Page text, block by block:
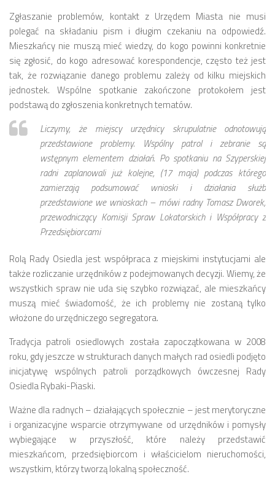
numer 1(6)/2017
numer 3(5)/2016
numer 2(4)/2016
numer 1(3)/2016
numer 2/2015
numer 1/2015
Dokumenty
Statut osiedla
Archiwum sesji (protokoły)
Uchwały Rady Osiedla
Uchwały Zarządu Osiedla
Budżet
Budżet 2013
Budżet 2014
Budżet 2015
Budżet 2016
Projekty
Inicjatywy osiedlowe
Kodeks Dobrych Praktyk
Patrol Rowerowy 2015
Plany zagospodarowania
Problemy Szyperska – Piaskowa – Garbary
Zgłaszanie problemów, kontakt z Urzędem Miasta nie musi
polegać na składaniu pism i długim czekaniu na odpowiedź.
Mieszkańcy nie muszą mieć wiedzy, do kogo powinni konkretnie
się zgłosić, do kogo adresować korespondencje, często też jest
tak, że rozwiązanie danego problemu zależy od kilku miejskich
jednostek. Wspólne spotkanie zakończone protokołem jest
podstawą do zgłoszenia konkretnych tematów.
Liczymy, że miejscy urzędnicy skrupulatnie odnotowują
przedstawione problemy. Wspólny patrol i zebranie są
wstępnym elementem działań. Po spotkaniu na Szyperskiej
radni zaplanowali już kolejne, (17 maja) podczas którego
zamierzają podsumować wnioski i działania służb
przedstawione we wnioskach – mówi radny Tomasz Dworek,
przewodniczący Komisji Spraw Lokatorskich i Współpracy z
Przedsiębiorcami
Rolą Rady Osiedla jest współpraca z miejskimi instytucjami ale
także rozliczanie urzędników z podejmowanych decyzji. Wiemy, że
wszystkich spraw nie uda się szybko rozwiązać, ale mieszkańcy
muszą mieć świadomość, że ich problemy nie zostaną tylko
włożone do urzędniczego segregatora.
Tradycja patroli osiedlowych została zapoczątkowana w 2008
roku, gdy jeszcze w strukturach danych małych rad osiedli podjęto
inicjatywę wspólnych patroli porządkowych ówczesnej Rady
Osiedla Rybaki-Piaski.
Ważne dla radnych – działających społecznie – jest merytoryczne
i organizacyjne wsparcie otrzymywane od urzędników i pomysły
wybiegające w przyszłość, które należy przedstawić
mieszkańcom, przedsiębiorcom i właścicielom nieruchomości,
wszystkim, którzy tworzą lokalną społeczność.